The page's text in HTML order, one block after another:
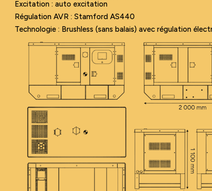
Excitation : auto excitation
Régulation AVR : Stamford AS440
Technologie : Brushless (sans balais) avec régulation